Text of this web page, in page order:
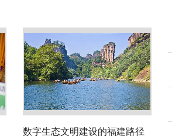
数字生态文明建设的福建路径